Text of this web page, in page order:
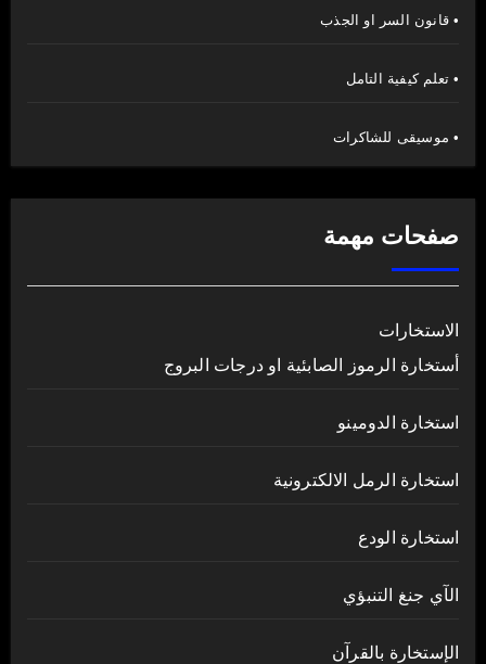
• قانون السر او الجذب
• تعلم كيفية التامل
• موسيقى للشاكرات
صفحات مهمة
الاستخارات
أستخارة الرموز الصابئية او درجات البروج
استخارة الدومينو
استخارة الرمل الالكترونية
استخارة الودع
الآي جنغ التنبؤي
الإستخارة بالقرآن